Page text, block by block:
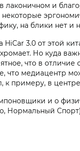
лаконичном и
на блики нет и
HiCar 3.0 от этой
Но куда
что в отличие
что медиацентр
к примеру, в
и о
Нормальный